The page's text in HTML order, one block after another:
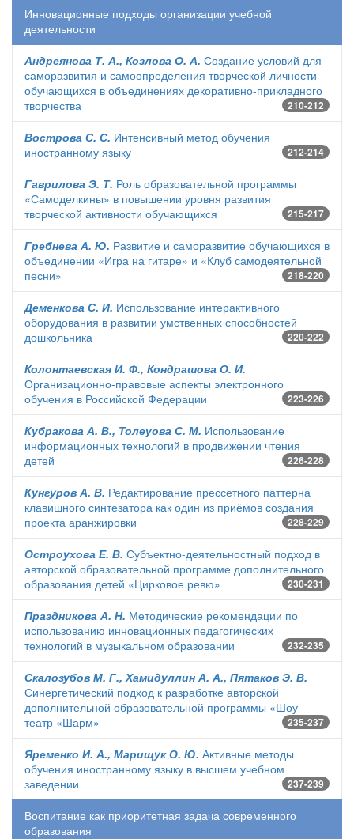
Инновационные подходы организации учебной
деятельности
Андреянова Т. А., Козлова О. А. Создание условий для
саморазвития и самоопределения творческой личности
обучающихся в объединениях декоративно-прикладного
творчества
210-212
Вострова С. С. Интенсивный метод обучения
иностранному языку
212-214
Гаврилова Э. Т. Роль образовательной программы
«Самоделкины» в повышении уровня развития
творческой активности обучающихся
215-217
Гребнева А. Ю. Развитие и саморазвитие обучающихся в
объединении «Игра на гитаре» и «Клуб самодеятельной
песни»
218-220
Деменкова С. И. Использование интерактивного
оборудования в развитии умственных способностей
дошкольника
220-222
Колонтаевская И. Ф., Кондрашова О. И.
Организационно-правовые аспекты электронного
обучения в Российской Федерации
223-226
Кубракова А. В., Толеуова С. М. Использование
информационных технологий в продвижении чтения
детей
226-228
Кунгуров А. В. Редактирование прессетного паттерна
клавишного синтезатора как один из приёмов создания
проекта аранжировки
228-229
Остроухова Е. В. Субъектно-деятельностный подход в
авторской образовательной программе дополнительного
образования детей «Цирковое ревю»
230-231
Праздникова А. Н. Методические рекомендации по
использованию инновационных педагогических
технологий в музыкальном образовании
232-235
Скалозубов М. Г., Хамидуллин А. А., Пятаков Э. В.
Синергетический подход к разработке авторской
дополнительной образовательной программы «Шоу-
театр «Шарм»
235-237
Яременко И. А., Марищук О. Ю. Активные методы
обучения иностранному языку в высшем учебном
заведении
237-239
Воспитание как приоритетная задача современного
образования